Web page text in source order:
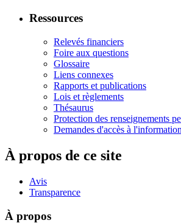
Ressources
Relevés financiers
Foire aux questions
Glossaire
Liens connexes
Rapports et publications
Lois et règlements
Thésaurus
Protection des renseignements
Demandes d'accès à
À propos de ce site
Avis
Transparence
À propos